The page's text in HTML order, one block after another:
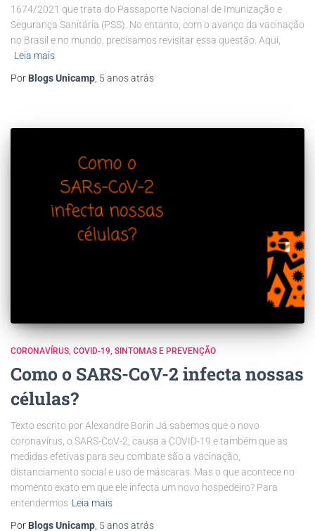
1674/2021 que trata do Passaporte Nacional de Imunização e
Segurança Sanitária (PSS). No entanto, com o avanço da vacinação
no Brasil e no mundo, precisamos revisitar essa questão. Aqui,
Leia mais
Por Blogs Unicamp 5 anosatrás
CORONAVÍRUS COVID-19 SINTOMAS E PREVENÇÃO
Como o SARS-CoV-2 infecta nossas
células?
Texto escrito por Alexandre Borin Já sabemos que o novo
coronavírus, o SARS-CoV-2, causa a COVID-19 e também que as
medidas efetivas para seu combate são a vacinação,
distanciamento social e uso de máscaras. Mas o que acontece no
momento exato em que ele infecta um novo hospedeiro? Para
entendermos Leia mais
Por Blogs Unicamp, 5 anosatrás